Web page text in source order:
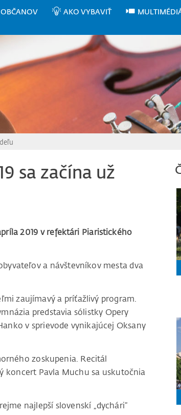
OBČANOV AKO VYBAVIŤ
sa začína už
2019 v refektári Piaristického
a návštevníkov mesta dva
zaujímavý a príťažlivý program.
predstavia sólistky Opery
v sprievode vynikajúcej Oksany
zoskupenia. Recitál
koncert Pavla Muchu sa uskutočnia
najlepší slovenskí „dychári“